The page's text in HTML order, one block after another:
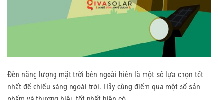
Đèn năng lượng mặt trời bên ngoài hiên là một số lựa chọn tốt
nhất để chiếu sáng ngoài trời. Hãy cùng điểm qua một số sản